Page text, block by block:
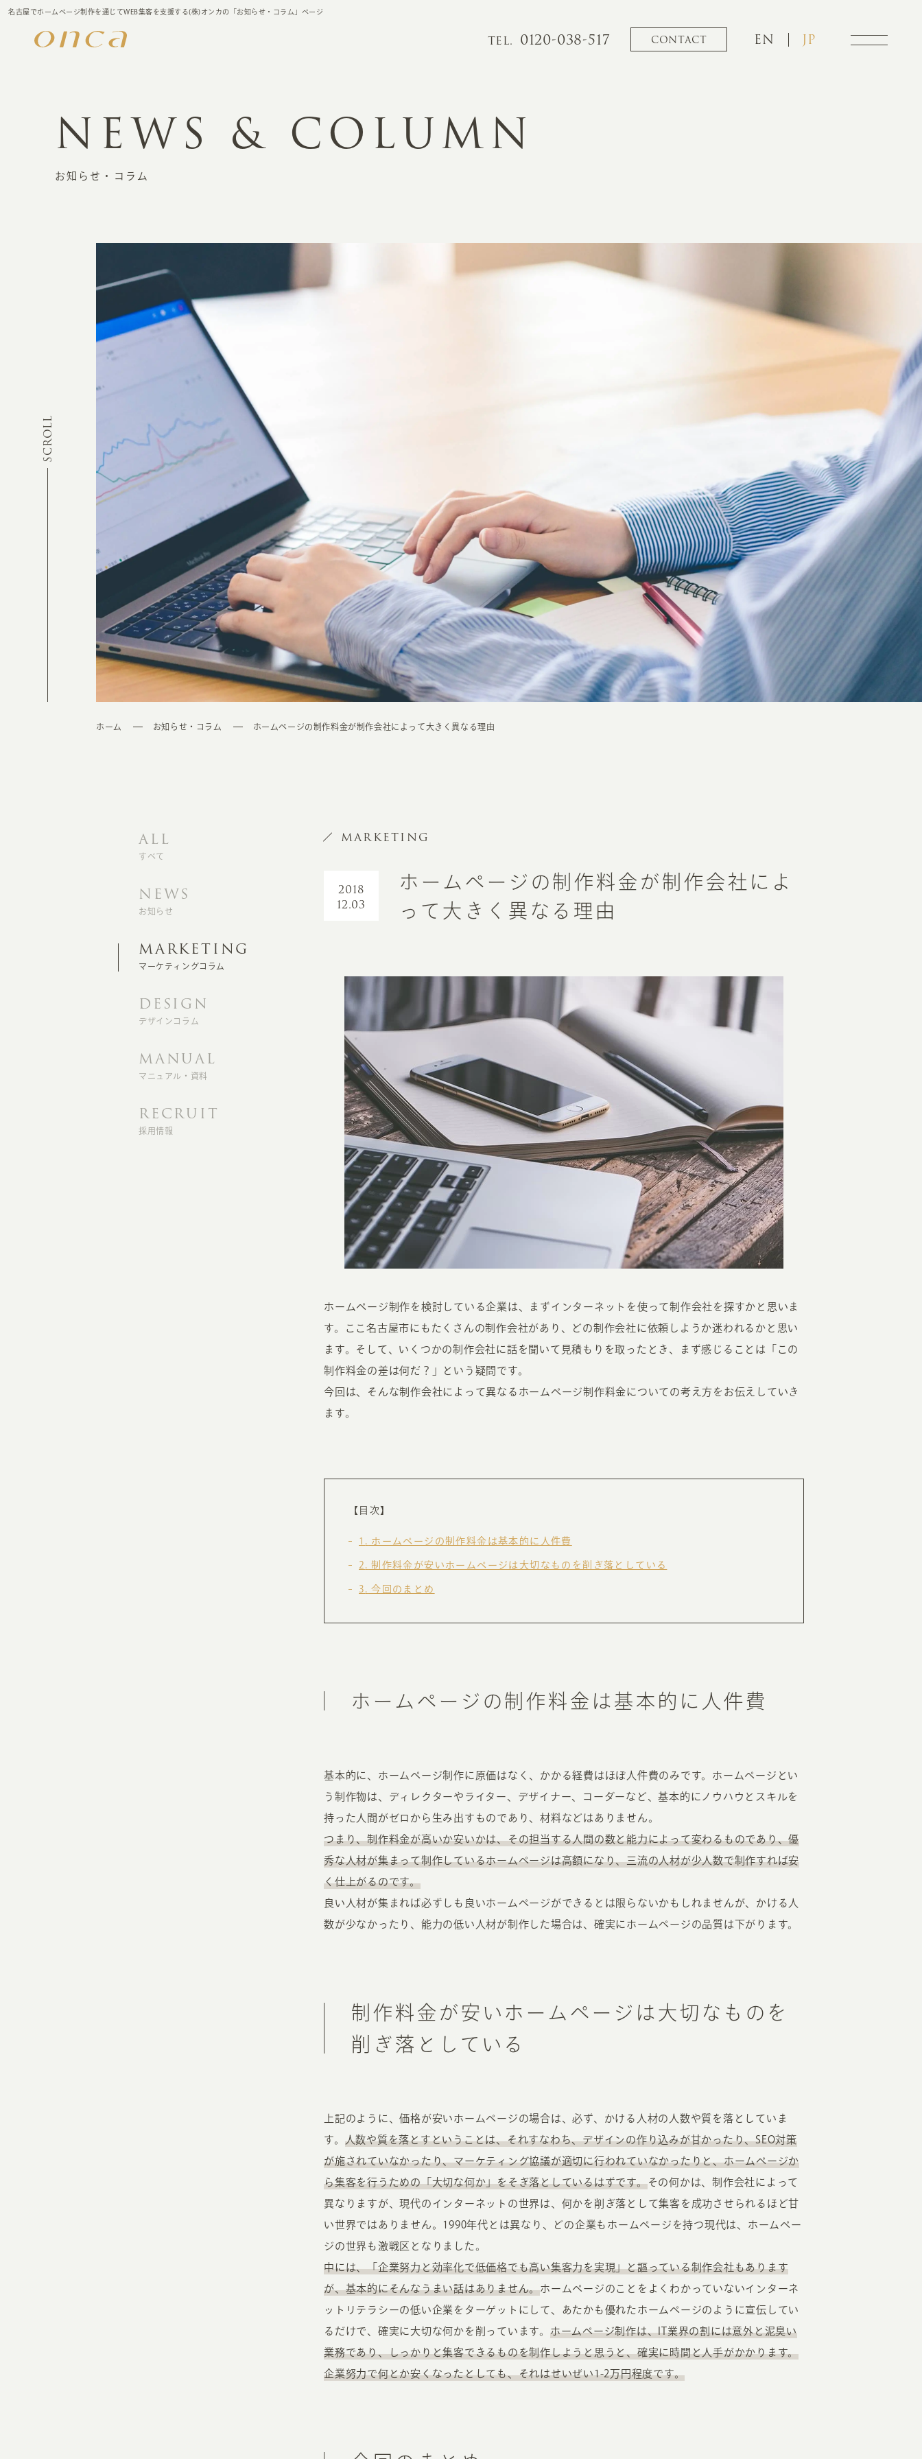
名古屋でホームページ制作を通じてWEB集客を支援する(株)オンカの「お知らせ・コラム」ページ
TEL. 0120-038-517 CONTACT EN JP
INFORMATION
よくある質問
お知らせ・コラム
ホームページ集客にかける想い
コンバージョン率・UI/UXを高めるデザイン
流入状況を分析・改善するアクセス解析
ユーザーの動きを分析するヒートマップ解析
NEWS & COLUMN
お知らせ・コラム
SCROLL
ホーム お知らせ・コラム ホームページの制作料金が制作会社によって大きく異なる理由
ALL
すべて
NEWS
お知らせ
MARKETING
マーケティングコラム
DESIGN
デザインコラム
MANUAL
マニュアル・資料
RECRUIT
採用情報
MARKETING
ホームページの制作料金が制作会社によ
って大きく異なる理由
2018
12.03
ホームページ制作を検討している企業は、まずインターネットを使って制作会社を探すかと思いま
す。ここ名古屋市にもたくさんの制作会社があり、どの制作会社に依頼しようか迷われるかと思い
ます。そして、いくつかの制作会社に話を聞いて見積もりを取ったとき、まず感じることは「この
制作料金の差は何だ？」という疑問です。
今回は、そんな制作会社によって異なるホームページ制作料金についての考え方をお伝えしていき
ます。
【目次】
1 ホームページの制作料金は基本的に人件費
2 制作料金が安いホームページは大切なものを削ぎ落としている
3 今回のまとめ
ホームページの制作料金は基本的に人件費
基本的に、ホームページ制作に原価はなく、かかる経費はほぼ人件費のみです。ホームページとい
う制作物は、ディレクターやライター、デザイナー、コーダーなど、基本的にノウハウとスキルを
持った人間がゼロから生み出すものであり、材料などはありません。
つまり、制作料金が高いか安いかは、その担当する人間の数と能力によって変わるものであり、優
秀な人材が集まって制作しているホームページは高額になり、三流の人材が少人数で制作すれば安
く仕上がるのです。
良い人材が集まれば必ずしも良いホームページができるとは限らないかもしれませんが、かける人
数が少なかったり、能力の低い人材が制作した場合は、確実にホームページの品質は下がります。
制作料金が安いホームページは大切なものを
削ぎ落としている
上記のように、価格が安いホームページの場合は、必ず、かける人材の人数や質を落としていま
す。 人数や質を落とすということは、それすなわち、デザインの作り込みが甘かったり、SEO対策
が施されていなかったり、マーケティング協議が適切に行われていなかったりと、ホームページか
ら集客を行うための「大切な何か」をそぎ落としているはずです。その何かは、制作会社によって
異なりますが、現代のインターネットの世界は、何かを削ぎ落として集客を成功させられるほど甘
い世界ではありません。1990年代とは異なり、どの企業もホームページを持つ現代は、ホームペー
ジの世界も激戦区となりました。
中には、「企業努力と効率化で低価格でも高い集客力を実現」と謳っている制作会社もあります
が、基本的にそんなうまい話はありません。ホームページのことをよくわかっていないインターネ
ットリテラシーの低い企業をターゲットにして、あたかも優れたホームページのように宣伝してい
るだけで、確実に大切な何かを削っています。 ホームページ制作は、IT業界の割には意外と泥臭い
業務であり、しっかりと集客できるものを制作しようと思うと、確実に時間と人手がかかります。
企業努力で何とか安くなったとしても、それはせいぜい1-2万円程度です。